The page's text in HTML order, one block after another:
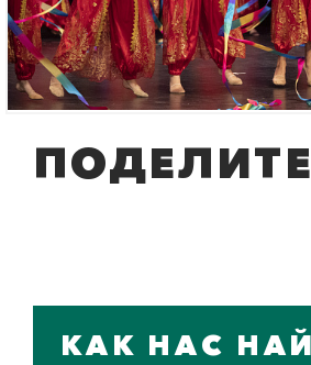
№ 74 под
России
•
• Опыт
КАК НАС